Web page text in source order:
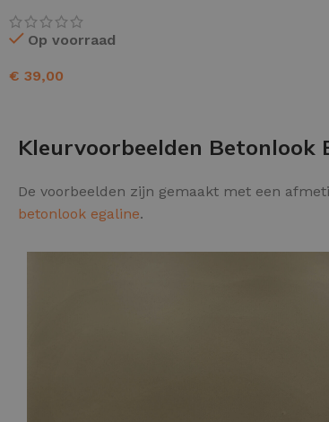
Op voorraad
€ 39,00
Kleurvoorbeelden Betonlook
De voorbeelden zijn gemaakt met een
betonlook egaline.